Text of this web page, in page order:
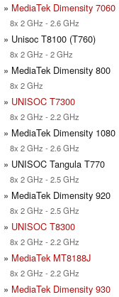
» MediaTek Dimensity 7060
8x 2 GHz - 2.6 GHz
» Unisoc T8100 (T760)
8x 2 GHz - 2 GHz
» MediaTek Dimensity 800
8x 2 GHz
» UNISOC T7300
8x 2 GHz - 2.2 GHz
» MediaTek Dimensity 1080
8x 2 GHz - 2.6 GHz
» UNISOC Tangula T770
8x 2 GHz - 2.5 GHz
» MediaTek Dimensity 920
8x 2 GHz - 2.5 GHz
» UNISOC T8300
8x 2 GHz - 2.2 GHz
» MediaTek MT8188J
8x 2 GHz - 2.2 GHz
» MediaTek Dimensity 930